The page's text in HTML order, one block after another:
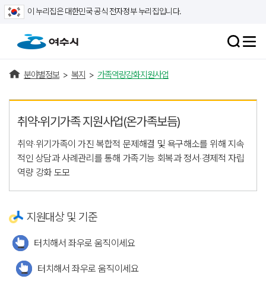
이 누리집은 대한민국 공식 전자정부 누리집입니다.
분야별정보 > 복지 > 가족역량강화지원사업
취약·위기가족 지원사업(온가족보듬)
취약‧위기가족이 가진 복합적 문제해결 및 욕구해소를 위해 지속
적인 상담과 사례관리를 통해 가족기능 회복과 정서‧경제적 자립
역량 강화 도모
지원대상 및 기준
터치해서 좌우로 움직이세요
터치해서 좌우로 움직이세요